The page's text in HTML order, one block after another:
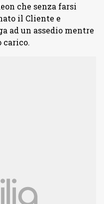
che senza farsi
il Cliente e
ad un assedio mentre